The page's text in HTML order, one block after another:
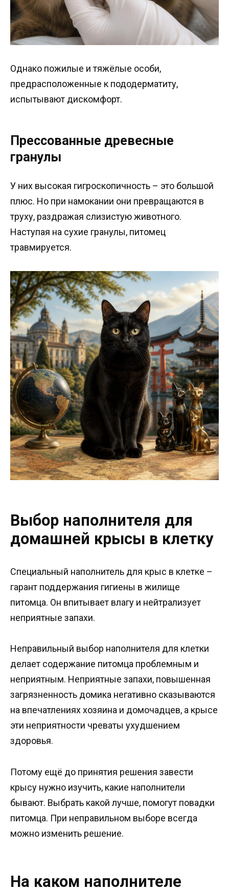
Однако пожилые и тяжёлые особи,
предрасположенные к пододерматиту,
испытывают дискомфорт.
Прессованные древесные
гранулы
У них высокая гигроскопичность – это большой
плюс. Но при намокании они превращаются в
труху, раздражая слизистую животного.
Наступая на сухие гранулы, питомец
травмируется.
Выбор наполнителя для
домашней крысы в клетку
Специальный наполнитель для крыс в клетке –
гарант поддержания гигиены в жилище
питомца. Он впитывает влагу и нейтрализует
неприятные запахи.
Неправильный выбор наполнителя для клетки
делает содержание питомца проблемным и
неприятным. Неприятные запахи, повышенная
загрязненность домика негативно сказываются
на впечатлениях хозяина и домочадцев, а крысе
эти неприятности чреваты ухудшением
здоровья.
Потому ещё до принятия решения завести
крысу нужно изучить, какие наполнители
бывают. Выбрать какой лучше, помогут повадки
питомца. При неправильном выборе всегда
можно изменить решение.
На каком наполнителе